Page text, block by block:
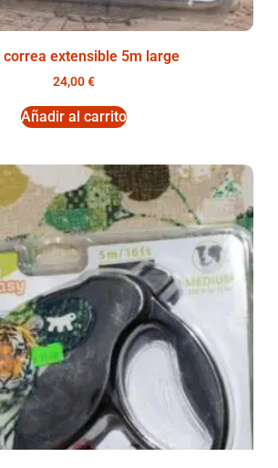
correa extensible 5m large
24,00€
Añadir al carrito